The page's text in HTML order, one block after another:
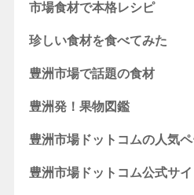
市場食材で本格レシピ
珍しい食材を食べてみた
豊洲市場で話題の食材
豊洲発！果物図鑑
豊洲市場ドットコムの人気
豊洲市場ドットコム公式サイ